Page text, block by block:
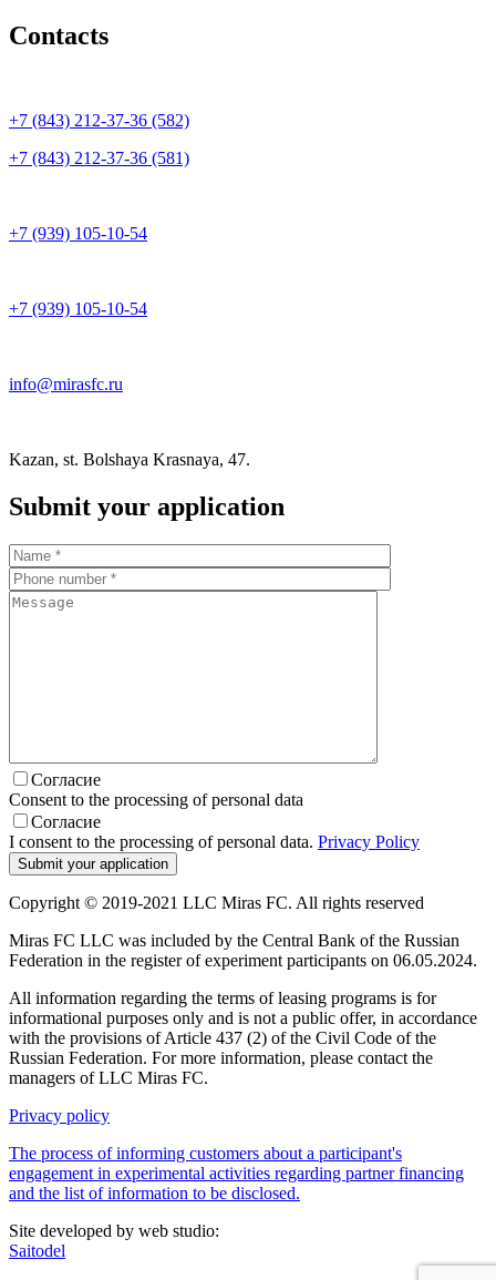
Contacts
+7 (843) 212-37-36 (582)
+7 (843) 212-37-36 (581)
+7 (939) 105-10-54
+7 (939) 105-10-54
info@mirasfc.ru
Kazan, st. Bolshaya Krasnaya, 47.
Submit your application
Согласие
Consent to the processing of personal data
Согласие
I consent to the processing of personal data. Privacy Policy
Copyright © 2019-2021 LLC Miras FC. All rights reserved
Miras FC LLC was included by the Central Bank of the Russian
Federation in the register of experiment participants on 06.05.2024.
All information regarding the terms of leasing programs is for
informational purposes only and is not a public offer, in accordance
with the provisions of Article 437 (2) of the Civil Code of the
Russian Federation. For more information, please contact the
managers of LLC Miras FC.
Privacy policy
The process of informing customers about a participant's
engagement in experimental activities regarding partner financing
and the list of information to be disclosed.
Site developed by web studio:
Saitodel